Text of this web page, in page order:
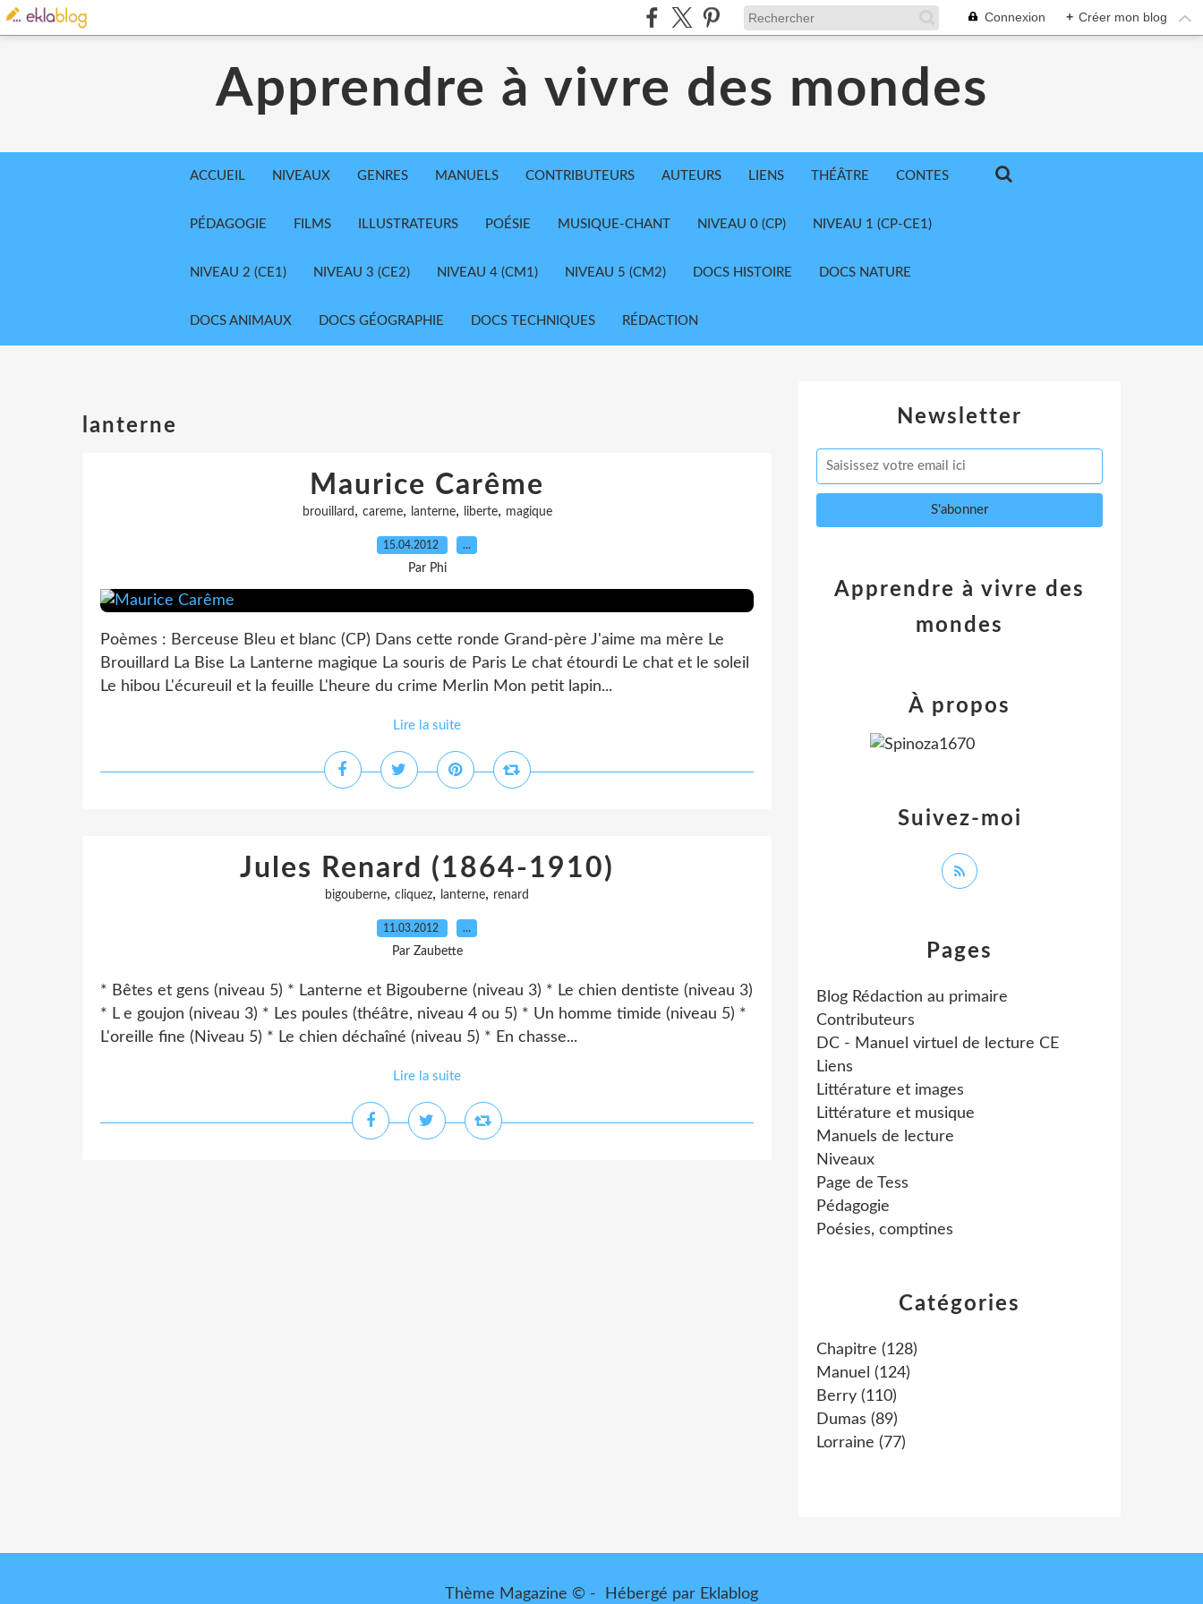
Connexion + Créer mon blog
Apprendre à vivre des mondes
ACCUEIL NIVEAUX GENRES MANUELS CONTRIBUTEURS AUTEURS LIENS THÉÂTRE CONTES
PÉDAGOGIE FILMS ILLUSTRATEURS POÉSIE MUSIQUE-CHANT NIVEAU 0 (CP) NIVEAU 1 (CP-CE1)
NIVEAU 2 (CE1) NIVEAU 3 (CE2) NIVEAU 4 (CM1) NIVEAU 5 (CM2) DOCS HISTOIRE DOCS NATURE
DOCS ANIMAUX DOCS GÉOGRAPHIE DOCS TECHNIQUES RÉDACTION
lanterne
Maurice Carême
brouillard , careme, lanterne, liberte, magique
15.04.2012 …
Par Phi
Poèmes : Berceuse Bleu et blanc (CP) Dans cette ronde Grand-père J'aime ma mère Le
Brouillard La Bise La Lanterne magique La souris de Paris Le chat étourdi Le chat et le soleil
Le hibou L'écureuil et la feuille L'heure du crime Merlin Mon petit lapin...
Lire la suite
Jules Renard (1864-1910)
bigouberne, cliquez, lanterne, renard
11.03.2012 …
Par Zaubette
* Bêtes et gens (niveau 5) * Lanterne et Bigouberne (niveau 3) * Le chien dentiste (niveau 3)
* L e goujon (niveau 3) * Les poules (théâtre, niveau 4 ou 5) * Un homme timide (niveau 5) *
L'oreille fine (Niveau 5) * Le chien déchaîné (niveau 5) * En chasse...
Lire la suite
Newsletter
Catégories
Chapitre (128)
Manuel (124)
Berry (110)
Dumas (89)
Lorraine (77)
Pages
Blog Rédaction au primaire
Contributeurs
DC - Manuel virtuel de lecture CE
Liens
Littérature et images
Littérature et musique
Manuels de lecture
Niveaux
Page de Tess
Pédagogie
Poésies, comptines
Apprendre à vivre des
mondes
Suivez-moi
À propos
Thème Magazine © - Hébergé par Eklablog